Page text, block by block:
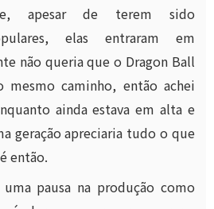
apesar de terem sido
elas entraram em
não queria que o Dragon Ball
mesmo caminho, então achei
ainda estava em alta e
geração apreciaria tudo o que
então.
uma pausa na produção como